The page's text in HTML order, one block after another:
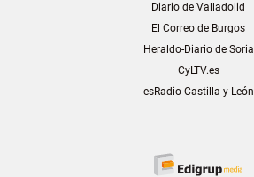
Diario de Valladolid
El Correo de Burgos
Heraldo-Diario de Soria
CyLTV.es
esRadio Castilla y León